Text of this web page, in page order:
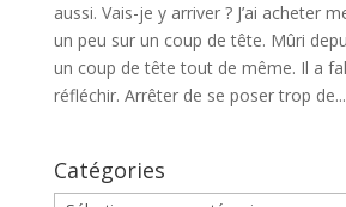
aussi. Vais-je y arriver ? J’ai acheter
un peu sur un coup de tête. Mûri
un coup de tête tout de même. Il a
réfléchir. Arrêter de se poser trop de...
Catégories